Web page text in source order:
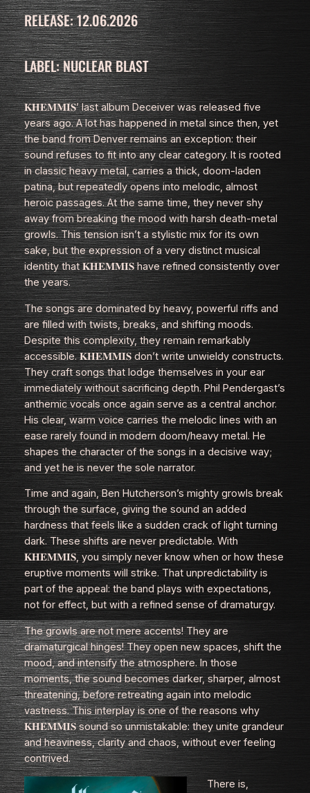
RELEASE: 12.06.2026
LABEL: NUCLEAR BLAST
𝐊𝐇𝐄𝐌𝐌𝐈𝐒’ last albumDeceiverwas released five
years ago. A lot has happened in metal since then, yet
the band from Denver remains an exception: their
sound refuses to fit into any clear category. It is rooted
in classic heavy metal, carries a thick, doom‑laden
patina, but repeatedly opens into melodic, almost
heroic passages. At the same time, they never shy
away from breaking the mood with harsh death‑metal
growls. This tension isn’t a stylistic mix for its own
sake, but the expression of a very distinct musical
identity that 𝐊𝐇𝐄𝐌𝐌𝐈𝐒 have refined consistently over
the years.
The songs are dominated by heavy, powerful riffs and
are filled with twists, breaks, and shifting moods.
Despite this complexity, they remain remarkably
accessible. 𝐊𝐇𝐄𝐌𝐌𝐈𝐒 don’t write unwieldy constructs.
They craft songs that lodge themselves in your ear
immediately without sacrificing depth. Phil Pendergast’s
anthemic vocals once again serve as a central anchor.
His clear, warm voice carries the melodic lines with an
ease rarely found in modern doom/heavy metal. He
shapes the character of the songs in a decisive way;
and yet he is never the sole narrator.
Time and again, Ben Hutcherson’s mighty growls break
through the surface, giving the sound an added
hardness that feels like a sudden crack of light turning
dark. These shifts are never predictable. With
𝐊𝐇𝐄𝐌𝐌𝐈𝐒, you simply never know when or how these
eruptive moments will strike. That unpredictability is
part of the appeal: the band plays with expectations,
not for effect, but with a refined sense of dramaturgy.
The growls are not mere accents! They are
dramaturgical hinges! They open new spaces, shift the
mood, and intensify the atmosphere. In those
moments, the sound becomes darker, sharper, almost
threatening, before retreating again into melodic
vastness. This interplay is one of the reasons why
𝐊𝐇𝐄𝐌𝐌𝐈𝐒 sound so unmistakable: they unite grandeur
and heaviness, clarity and chaos, without ever feeling
contrived.
There is,